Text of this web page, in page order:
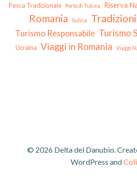
Pesca Tradizionale Porto di Tulcea Riserva
Romania Sulina
Turismo Responsabile Turismo
Ucraina Viaggi in Romania Viaggi
© 2026 Delta del Danubio.
WordPress and